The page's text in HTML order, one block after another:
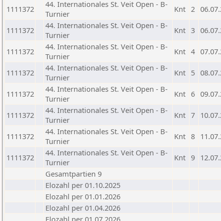
1111372
44. Internationales St. Veit Open - B-
Turnier
Knt 2
1111372
44. Internationales St. Veit Open - B-
Turnier
Knt 3
1111372
44. Internationales St. Veit Open - B-
Turnier
Knt 4
1111372
44. Internationales St. Veit Open - B-
Turnier
Knt 5
1111372
44. Internationales St. Veit Open - B-
Turnier
Knt 6
1111372
44. Internationales St. Veit Open - B-
Turnier
Knt 7
1111372
44. Internationales St. Veit Open - B-
Turnier
Knt 8
1111372
44. Internationales St. Veit Open - B-
Turnier
Knt 9
Gesamtpartien 9
Elozahl per 01.10.2025
Elozahl per 01.01.2026
Elozahl per 01.04.2026
Elozahl per 01.07.2026